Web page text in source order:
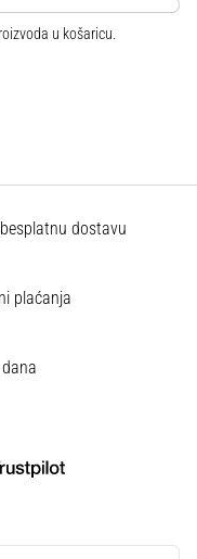
u košaricu.
dostavu
plaćanja